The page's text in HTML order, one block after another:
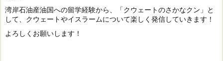
湾岸石油産油国への留学経験から、「クウェートのさかなクン」と
して、クウェートやイスラームについて楽しく発信していきます！
よろしくお願いします！